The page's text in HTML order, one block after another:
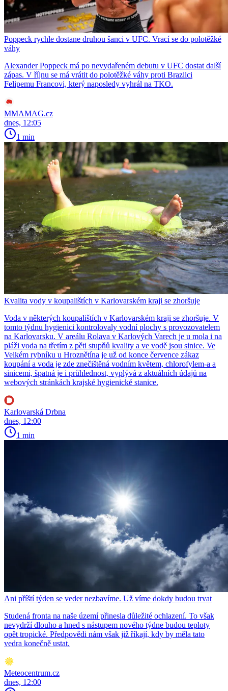
Poppeck rychle dostane druhou šanci v UFC. Vrací se do polotěžké
váhy
Alexander Poppeck má po nevydařeném debutu v UFC dostat další
zápas. V říjnu se má vrátit do polotěžké váhy proti Brazilci
Felipemu Francovi, který naposledy vyhrál na TKO.
MMAMAG.cz
dnes, 12:05
1 min
Kvalita vody v koupalištích v Karlovarském kraji se zhoršuje
Voda v některých koupalištích v Karlovarském kraji se zhoršuje. V
tomto týdnu hygienici kontrolovaly vodní plochy s provozovatelem
na Karlovarsku. V areálu Rolava v Karlových Varech je u mola i na
pláži voda na třetím z pěti stupňů kvality a ve vodě jsou sinice. Ve
Velkém rybníku u Hroznětína je už od konce července zákaz
koupání a voda je zde znečištěná vodním květem, chlorofylem-a a
sinicemi, špatná je i průhlednost, vyplývá z aktuálních údajů na
webových stránkách krajské hygienické stanice.
Karlovarská Drbna
dnes, 12:00
1 min
Ani příští týden se veder nezbavíme. Už víme dokdy budou trvat
Studená fronta na naše území přinesla důležité ochlazení. To však
nevydrží dlouho a hned s nástupem nového týdne budou teploty
opět tropické. Předpovědi nám však již říkají, kdy by měla tato
vedra konečně ustat.
Meteocentrum.cz
dnes, 12:00